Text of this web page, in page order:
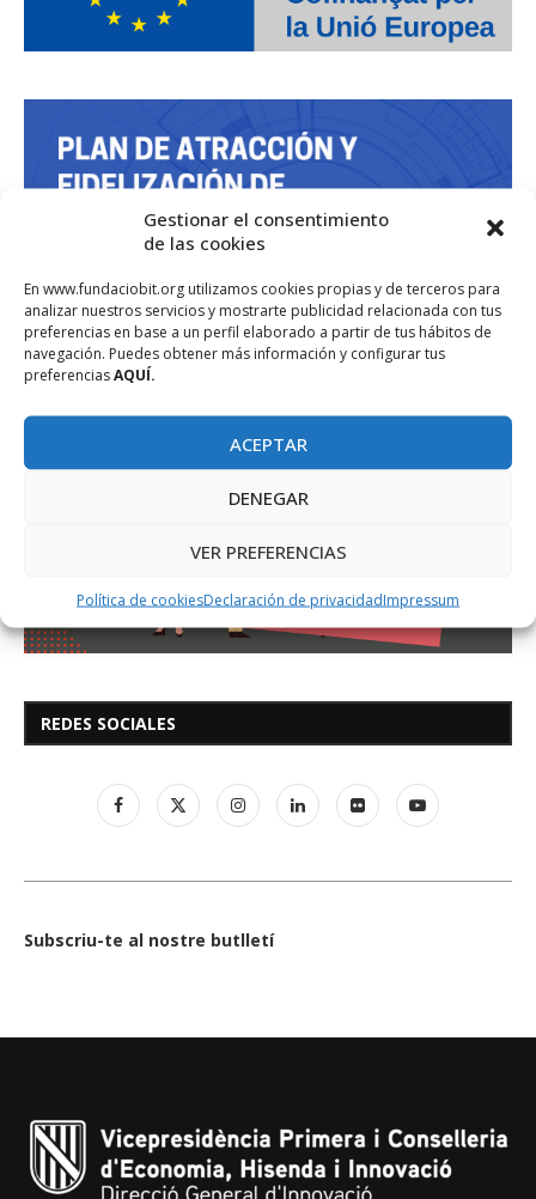
Gestionar el consentimiento
de las cookies
En www.fundaciobit.org utilizamos cookies propias y de terceros para
analizar nuestros servicios y mostrarte publicidad relacionada con tus
preferencias en base a un perfil elaborado a partir de tus hábitos de
navegación. Puedes obtener más información y configurar tus
preferenciasAQUÍ.
ACEPTAR
DENEGAR
VER PREFERENCIAS
Política de cookiesDeclaración de privacidadImpressum
REDES SOCIALES
Subscriu-te al nostre butlletí